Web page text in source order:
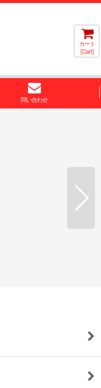
カート
[Cart]
問い合わせ